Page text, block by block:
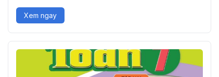
Xem ngay